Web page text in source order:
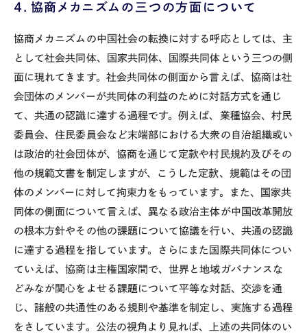
４．協商メカニズムの三つの方面について
協商メカニズムの中国社会の転換に対する呼応としては、主
として社会共同体、国家共同体、国際共同体という三つの側
面に現れてきます。社会共同体の側面から言えば、協商は社
会団体のメンバーが共同体の利益のために対話方式を通じ
て、共通の認識に達する過程です。例えば、業種協会、村民
委員会、住民委員会など末端部における大衆の自治組織或い
は政治的社会団体が、協商を通じて定款や村民規約及びその
他の規範文書を制定しますが、こうした定款、規範はその団
体のメンバーに対して拘束力をもっています。また、国家共
同体の側面について言えば、異なる政治主体が中国改革開放
の根本方針やその他の課題について協議を行い、共通の認識
に達する過程を指しています。さらにまた国際共同体につい
ていえば、協商は主権国家間で、世界と地域ガバナンスな
どみなが関心をよせる課題について平等な対話、交渉を通
じ、諸般の共通性のある規則や基準を制定し、実施する過程
をさしています。公法の視角より見れば、上述の共同体のい